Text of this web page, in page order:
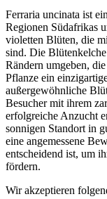
Ferraria uncinata ist
Regionen Südafrikas
violetten Blüten, die
sind. Die
Rändern umgeben,
Pflanze ein
außergewöhnliche
Besucher mit ihrem
erfolgreiche Anzucht
sonnigen Standort in
eine angemessene
entscheidend ist, um
fördern.
Wir akzeptieren